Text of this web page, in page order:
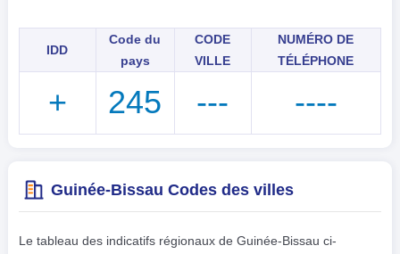
IDD
Code du
pays
CODE
VILLE
NUMÉRO DE
TÉLÉPHONE
+ 245 --- ----
Guinée-Bissau Codes des villes
Le tableau des indicatifs régionaux de Guinée-Bissau ci-